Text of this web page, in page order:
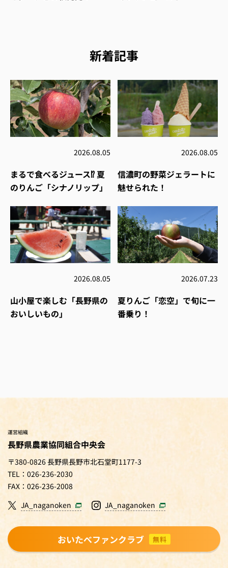
新着記事
2026.08.05
まるで食べるジュース⁉︎ 夏
のりんご「シナノリップ」
2026.08.05
信濃町の野菜ジェラートに
魅せられた！
2026.08.05
山小屋で楽しむ「長野県の
おいしいもの」
2026.07.23
夏りんご「恋空」で旬に一
番乗り！
運営組織
長野県農業協同組合中央会
〒380-0826 長野県長野市北石堂町1177-3
TEL：026-236-2030
FAX：026-236-2008
JA_naganoken
JA_naganoken
おいたべファンクラブ 無料